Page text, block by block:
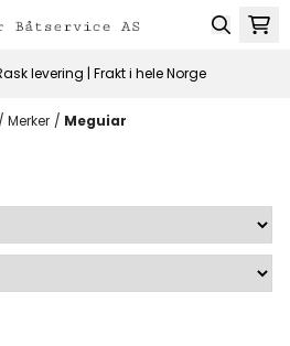
levering | Frakt i hele Norge
/ Merker / Meguiar